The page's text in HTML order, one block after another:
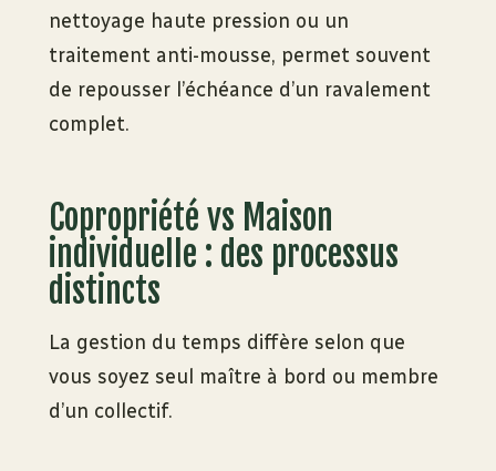
nettoyage haute pression ou un
traitement anti-mousse, permet souvent
de repousser l’échéance d’un ravalement
complet.
Copropriété vs Maison
individuelle : des processus
distincts
La gestion du temps diffère selon que
vous soyez seul maître à bord ou membre
d’un collectif.